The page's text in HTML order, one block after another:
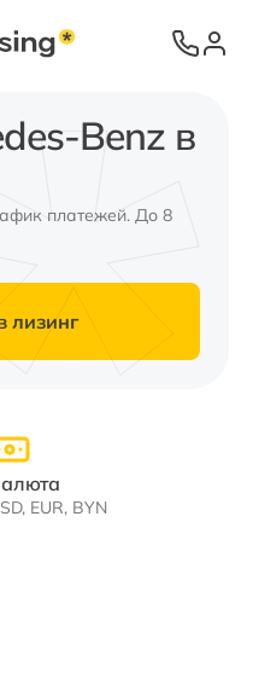
Benz в
платежей. До 8
лизинг
EUR, BYN